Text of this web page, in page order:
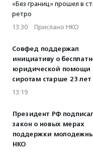
«Без границ» прошел в
ретро
13:30 · Прислано НКО
Совфед поддержал
инициативу о
юридической помощи
сиротам старше 23 лет
13:19
Президент РФ
закон о новых мерах
поддержки
НКО